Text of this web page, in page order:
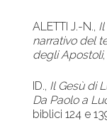
ALETTI J.-N.,
narrativo del
degli Apostoli
ID., Il Gesù di
Da Paolo a
biblici 124 e